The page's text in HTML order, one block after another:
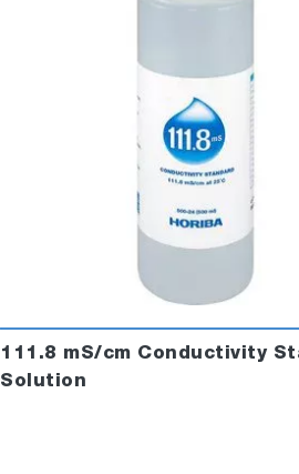
111.8 mS/cm Conductivity
Solution